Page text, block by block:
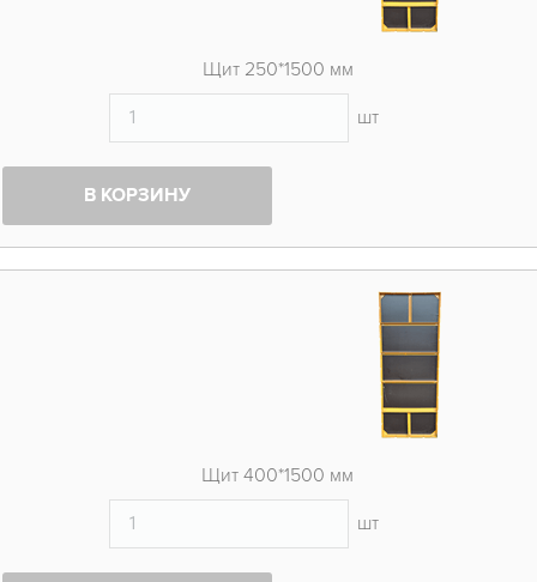
Щит 250*1500 мм
шт
В КОРЗИНУ
Щит 400*1500 мм
шт